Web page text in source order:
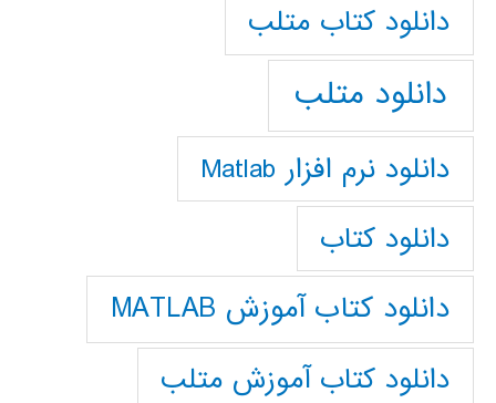
دانلود كتاب متلب
دانلود متلب
دانلود نرم افزار Matlab
دانلود کتاب
دانلود کتاب آموزش MATLAB
دانلود کتاب آموزش متلب